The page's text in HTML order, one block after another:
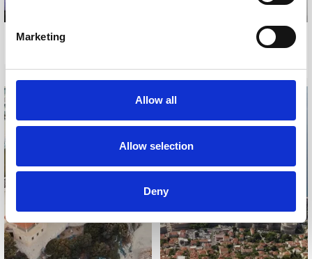
Marketing
Allow all
Allow selection
Deny
FESTA 2024 MOULIN ROUGE
SUN GARDENS DUBROVNIK